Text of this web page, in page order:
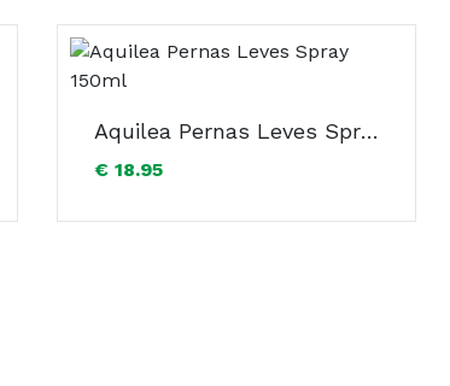
Aquilea Pernas Leves Spray 150ml
€ 18.95